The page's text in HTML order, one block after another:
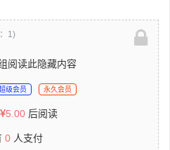
1)
阅读此隐藏内容
级会员 永久会员
5.00 后阅读
0 人支付